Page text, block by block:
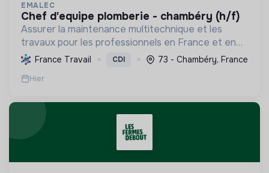
EMALEC
chef d'equipe plomberie - chambéry (h/f)
Assurer la maintenance multitechnique et les
travaux pour les professionnels en France et en
Europe, en intégrant des solutions durables et en
promouvant un environnement de travail éthique
et inclusi...
France Travail CDI 73 - Chambéry, France
Hier